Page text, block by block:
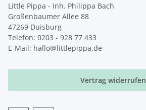
Little Pippa - Inh. Philippa Bach
Großenbaumer Allee 88
47269 Duisburg
Telefon: 0203 - 928 77 433
E-Mail: hallo@littlepippa.de
Vertrag widerrufen